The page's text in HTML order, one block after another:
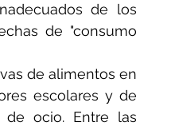
de los
de "consumo
de alimentos en
escolares y de
de ocio. Entre las